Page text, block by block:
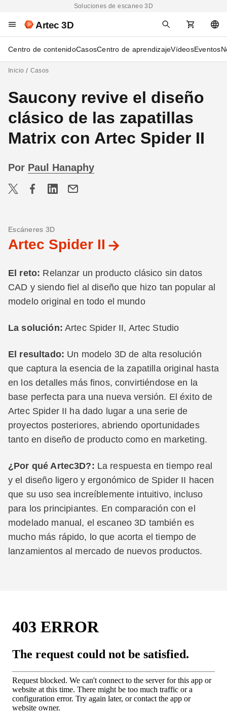
Soluciones de escaneo 3D
Artec 3D
Centro de contenidoCasosCentro de aprendizajeVídeosEventos
Inicio Casos
Saucony revive el diseño
clásico de las zapatillas
Matrix con Artec Spider II
Por Paul Hanaphy
Escáneres 3D
Artec Spider II
El reto: Relanzar un producto clásico sin datos
CAD y siendo fiel al diseño que hizo tan popular al
modelo original en todo el mundo
La solución: Artec Spider II, Artec Studio
El resultado: Un modelo 3D de alta resolución
que captura la esencia de la zapatilla original hasta
en los detalles más finos, convirtiéndose en la
base perfecta para una nueva versión. El éxito de
Artec Spider II ha dado lugar a una serie de
proyectos posteriores, abriendo oportunidades
tanto en diseño de producto como en marketing.
¿Por qué Artec3D?: La respuesta en tiempo real
y el diseño ligero y ergonómico de Spider II hacen
que su uso sea increíblemente intuitivo, incluso
para los principiantes. En comparación con el
modelado manual, el escaneo 3D también es
mucho más rápido, lo que acorta el tiempo de
lanzamientos al mercado de nuevos productos.